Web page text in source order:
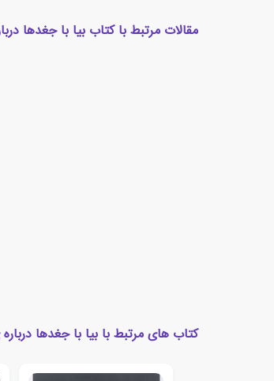
مقالات مرتبط با کتاب بیا با جغدها
کتاب های مرتبط با بیا با جغدها